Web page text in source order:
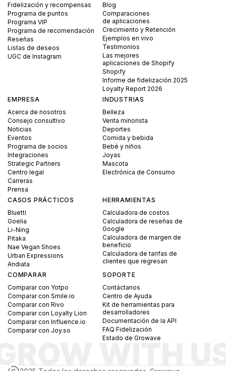
Fidelización y recompensas
Programa de puntos
Programa VIP
Programa de recomendación
Reseñas
Listas de deseos
UGC de Instagram
Blog
Comparaciones
de aplicaciones
Crecimiento y Retención
Ejemplos en vivo
Testimonios
Las mejores
aplicaciones de Shopify
Shopify
Informe de fidelización 2025
Loyalty Report 2026
EMPRESA
Acerca de nosotros
Consejo consultivo
Noticias
Eventos
Programa de socios
Integraciones
Strategic Partners
Centro legal
Carreras
Prensa
INDUSTRIAS
Belleza
Venta minorista
Deportes
Comida y bebida
Bebé y niños
Joyas
Mascota
Electrónica de Consumo
CASOS PRÁCTICOS
Bluetti
Goelia
Li-Ning
Pitaka
Nae Vegan Shoes
Urban Expressions
Andiata
HERRAMIENTAS
Calculadora de costos
Calculadora de reseñas de
Google
Calculadora de margen de
beneficio
Calculadora de tarifas de
clientes que regresan
COMPARAR
Comparar con Yotpo
Comparar con Smile.io
Comparar con Rivo
Comparar con Loyalty Lion
Comparar con Influence.io
Comparar con Joy.so
SOPORTE
Contáctanos
Centro de Ayuda
Kit de herramientas para
desarrolladores
Documentación de la API
FAQ Fidelización
Estado de Growave